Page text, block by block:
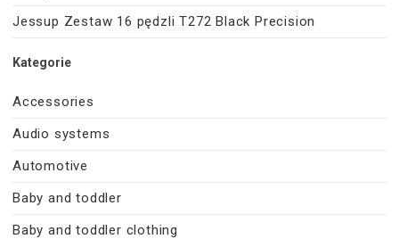
Jessup Zestaw 16 pędzli T272 Black Precision
Kategorie
Accessories
Audio systems
Automotive
Baby and toddler
Baby and toddler clothing